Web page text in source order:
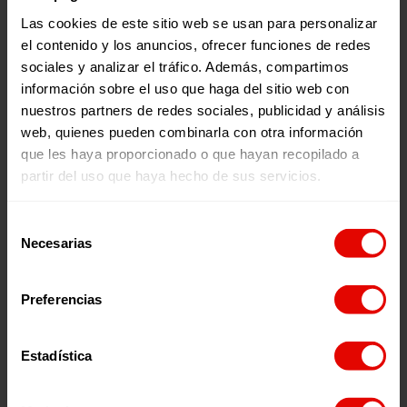
Las cookies de este sitio web se usan para personalizar
el contenido y los anuncios, ofrecer funciones de redes
sociales y analizar el tráfico. Además, compartimos
información sobre el uso que haga del sitio web con
nuestros partners de redes sociales, publicidad y análisis
web, quienes pueden combinarla con otra información
que les haya proporcionado o que hayan recopilado a
partir del uso que haya hecho de sus servicios.
Necesarias
Preferencias
Estadística
OCEANÍA:
Midrula Pasad
Midrula fue una
doctora y
activista de Fiyi
que luchó
activamente por
defender los
derechos de las
los sexuales y reproductivos en tiempos donde el tema
era – y sigue siendo – considerado como tabú. Participó
junto a otras mujeres en el “Movimiento de Mujeres de
medioambientales, económicos y de infancia. En
septiembre de 1999 recibió un premio regional sobre
Población de las Naciones Unidas.